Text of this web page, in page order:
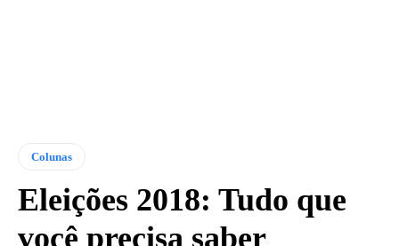
Colunas
Eleições 2018: Tudo que
você precisa saber